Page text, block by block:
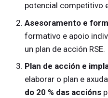
potencial competitivo
Asesoramento e
formativo e apoio
un plan de acción RSE.
Plan de acción e
elaborar o plan e
do 20 % das accións